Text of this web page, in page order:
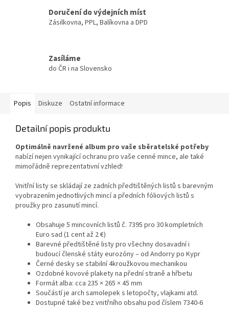
Doručení do výdejních míst
Zásilkovna, PPL, Balíkovna a DPD
Zasíláme
do ČR i na Slovensko
Popis Diskuze Ostatní informace
Detailní popis produktu
Optimálně navržené album pro vaše sběratelské potřeby
nabízí nejen vynikající ochranu pro vaše cenné mince, ale také
mimořádně reprezentativní vzhled!
Vnitřní listy se skládají ze zadních předtištěných listů s barevným
vyobrazením jednotlivých mincí a předních fóliových listů s
proužky pro zasunutí mincí.
Obsahuje 5 mincovních listů č. 7395 pro 30 kompletních
Euro sad (1 cent až 2 €)
Barevné předtištěné listy pro všechny dosavadní i
budoucí členské státy eurozóny – od Andorry po Kypr
Černé desky se stabilní 4kroužkovou mechanikou
Ozdobné kovové plakety na přední straně a hřbetu
Formát alba: cca 235 × 265 × 45 mm
Součástí je arch samolepek s letopočty, vlajkami atd.
Dostupné také bez vnitřního obsahu pod číslem 7340-6